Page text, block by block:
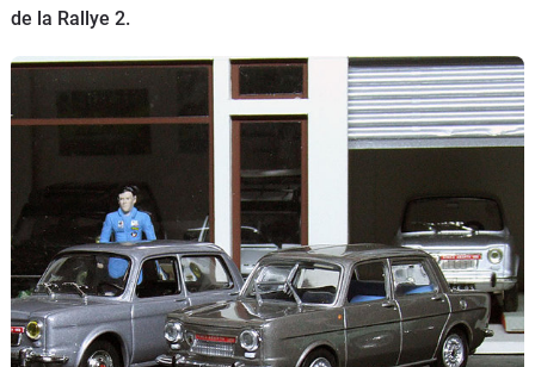
Marques
de la Rallye 2.